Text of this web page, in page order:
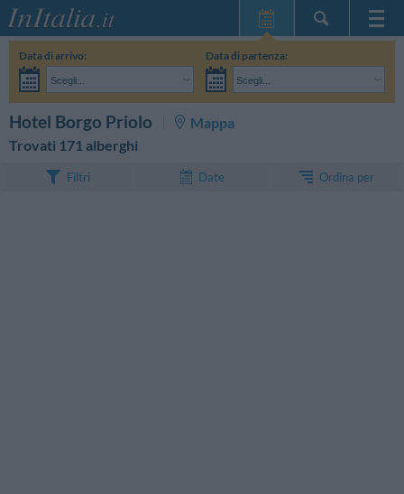
Home Page
Le mie Prenotazioni
InItalia Club
Data di arrivo:
Scegli...
Data di partenza:
Scegli...
Hotel Borgo Priolo
Mappa
Trovati 171 alberghi
Filtri Date Ordina per